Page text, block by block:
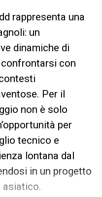
rappresenta una
un
dinamiche di
con
Per il
non è solo
per
tecnico e
lontana dal
in un progetto
asiatico.